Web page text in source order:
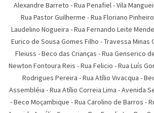
Alexandre Barreto -Rua Penafiel-Vila
Rua Pastor Guilherme -Rua Floriano
Laudelino Nogueira -Rua Fernando Leite
Eurico de Sousa Gomes Filho -Travessa Minas
Fleiuss -Beco das Crianças -Rua Genserico
Newton Fontoura Reis -Rua Felicio -Rua Luís
Rodrigues Pereira -Rua Atí­lio Vivacqua -
Assembléia -Rua Atílio Correia Lima -Avenida
-Beco Moçambique -Rua Carolino de Barros -